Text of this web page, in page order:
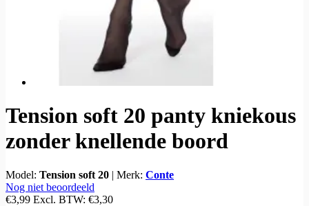
Tension soft 20 panty kniekous
zonder knellende boord
Model: Tension soft 20 | Merk: Conte
Nog niet beoordeeld
€3,99 Excl. BTW: €3,30